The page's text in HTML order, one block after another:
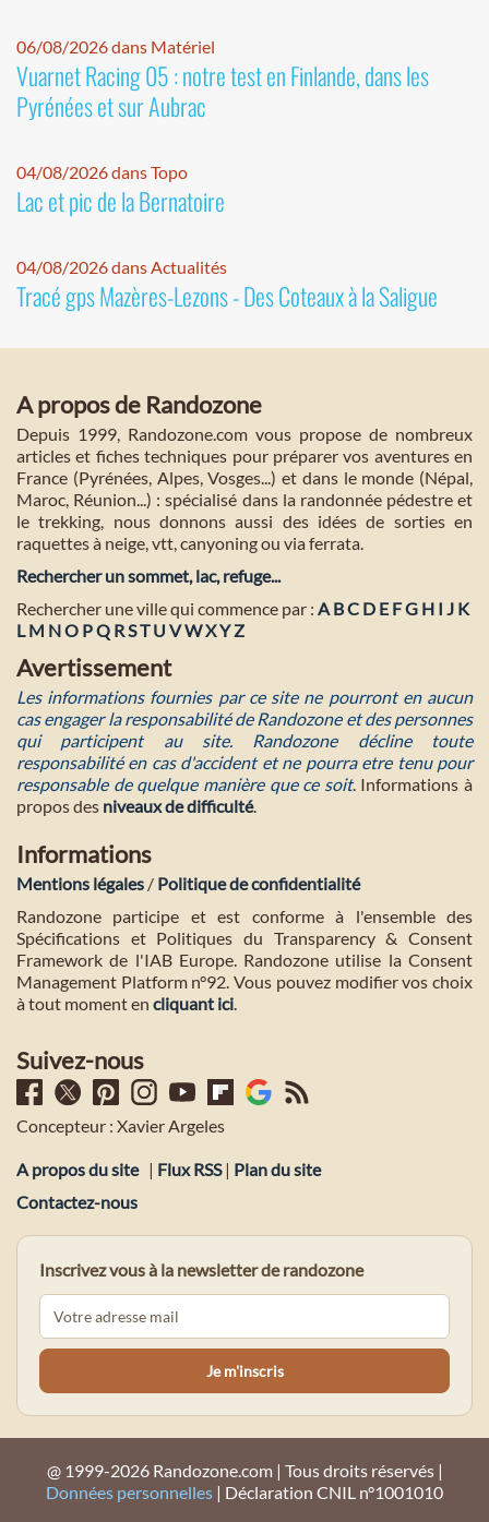
06/08/2026 dans Matériel
Vuarnet Racing 05 : notre test en Finlande, dans les
Pyrénées et sur Aubrac
04/08/2026 dans Topo
Lac et pic de la Bernatoire
04/08/2026 dans Actualités
Tracé gps Mazères-Lezons - Des Coteaux à la Saligue
A propos de Randozone
Depuis 1999, Randozone.com vous propose de nombreux
articles et fiches techniques pour préparer vos aventures en
France (Pyrénées, Alpes, Vosges...) et dans le monde (Népal,
Maroc, Réunion...) : spécialisé dans la randonnée pédestre et
le trekking, nous donnons aussi des idées de sorties en
raquettes à neige, vtt, canyoning ou via ferrata.
Rechercher un sommet, lac, refuge...
Rechercher une ville qui commence par : A BC D E FG H I J K
L M NO PQ RST U VWXYZ
Avertissement
Les informations fournies par ce site ne pourront en aucun
cas engager la responsabilité de Randozone et des personnes
qui participent au site. Randozone décline toute
responsabilité en cas d'accident et ne pourra etre tenu pour
responsable de quelque manière que ce soit. Informations à
propos des niveaux de difficulté.
Informations
Mentions légales / Politique de confidentialité
Randozone participe et est conforme à l'ensemble des
Spécifications et Politiques du Transparency & Consent
Framework de l'IAB Europe. Randozone utilise la Consent
Management Platform n°92. Vous pouvez modifier vos choix
à tout moment en cliquant ici.
Suivez-nous
Concepteur : Xavier Argeles
A propos du site | Flux RSS| Plan du site
Contactez-nous
Inscrivez vous à la newsletter de randozone
@ 1999-2026 Randozone.com | Tous droits réservés |
Données personnelles | Déclaration CNIL n°1001010